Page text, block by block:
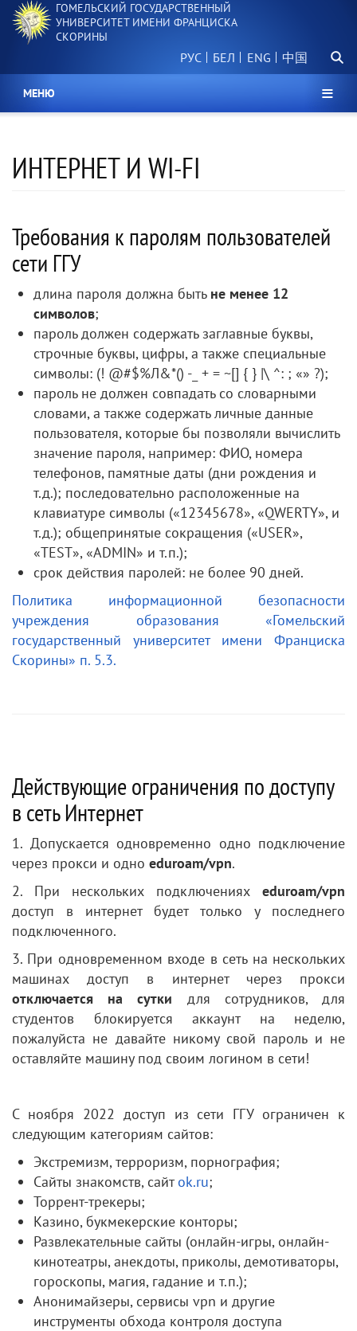
Перейти
основному
ГОМЕЛЬСКИЙ ГОСУДАРСТВЕННЫЙ
УНИВЕРСИТЕТ ИМЕНИ ФРАНЦИСКА
СКОРИНЫ
РУС БЕЛ 中国
МЕНЮ
ИНТЕРНЕТ И WI-FI
Требования к паролям пользователей
сети ГГУ
длина пароля должна быть не менее 12
символов;
пароль должен содержать заглавные буквы,
строчные буквы, цифры, а также специальные
символы: (! @#$%Л&*() -_ + = ~[] { } |\ ^: ; «» ?);
пароль не должен совпадать со словарными
словами, а также содержать личные данные
пользователя, которые бы позволяли вычислить
значение пароля, например: ФИО, номера
телефонов, памятные даты (дни рождения и
т.д.); последовательно расположенные на
клавиатуре символы («12345678», «QWERTY», и
т.д.); общепринятые сокращения («USER»,
«TEST», «ADMIN» и т.п.);
срок действия паролей: не более 90 дней.
Политика информационной безопасности
учреждения образования «Гомельский
государственный университет имени Франциска
Скорины» п. 5.3.
Действующие ограничения по доступу
в сеть Интернет
1. Допускается одновременно одно подключение
через прокси и одно eduroam/vpn.
2. При нескольких подключениях eduroam/vpn
доступ в интернет будет только у последнего
подключенного.
3. При одновременном входе в сеть на нескольких
машинах доступ в интернет через прокси
отключается на сутки для сотрудников, для
студентов блокируется аккаунт на неделю,
пожалуйста не давайте никому свой пароль и не
оставляйте машину под своим логином в сети!
С ноября 2022 доступ из сети ГГУ ограничен к
следующим категориям сайтов:
Экстремизм, терроризм, порнография;
Сайты знакомств, сайтok.ru;
Торрент-трекеры;
Казино, букмекерские конторы;
Развлекательные сайты (онлайн-игры, онлайн-
кинотеатры, анекдоты, приколы, демотиваторы,
гороскопы, магия, гадание и т.п.);
Анонимайзеры, сервисы vpn и другие
инструменты обхода контроля доступа